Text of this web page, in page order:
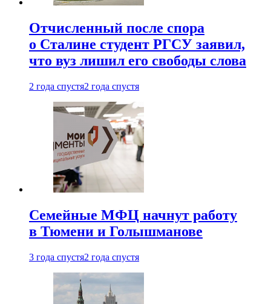
Отчисленный после спора
о Сталине студент РГСУ заявил,
что вуз лишил его свободы слова
2 года спустя2 года спустя
Семейные МФЦ начнут работу
в Тюмени и Голышманове
3 года спустя2 года спустя